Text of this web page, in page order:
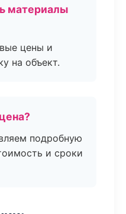
материалы
цены и
на объект.
подробную
и сроки